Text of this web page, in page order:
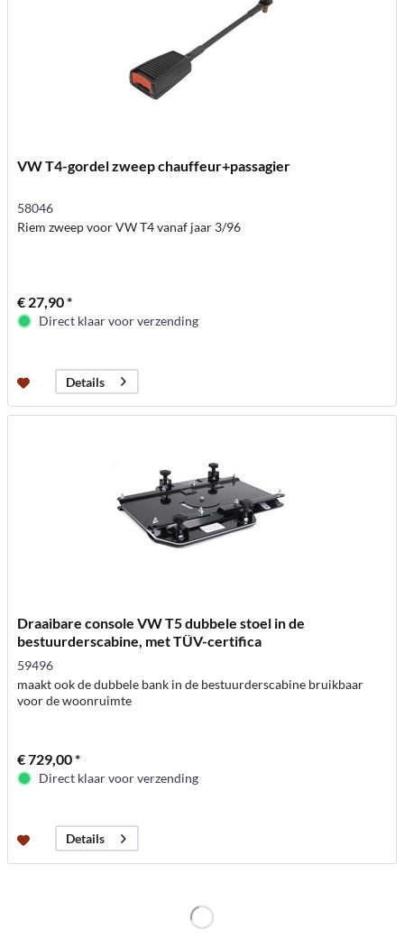
VW T4-gordel zweep chauffeur+passagier
58046
Riem zweep voor VW T4 vanaf jaar 3/96
€ 27,90 *
Direct klaar voor verzending
Details
Draaibare console VW T5 dubbele stoel in de
bestuurderscabine, met TÜV-certifica
59496
maakt ook de dubbele bank in de bestuurderscabine bruikbaar
voor de woonruimte
€ 729,00 *
Direct klaar voor verzending
Details